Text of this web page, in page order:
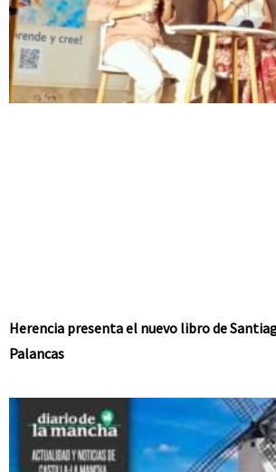
Herencia presenta el nuevo libro de
Palancas